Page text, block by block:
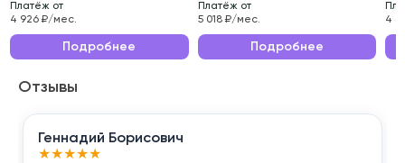
Эксплуатационные характеристики данного
автомобиля делают его идеальным выбором для
путешествий.
Приобретая ŠKODA RAPID 2014 года , вы получаете
надёжного помощника для решения повседневных
Платёж от
4 926 ₽/мес.
Подробнее
Платёж от
5 018 ₽/мес.
Подробнее
4
Отзывы
Геннадий Борисович
★★★★★